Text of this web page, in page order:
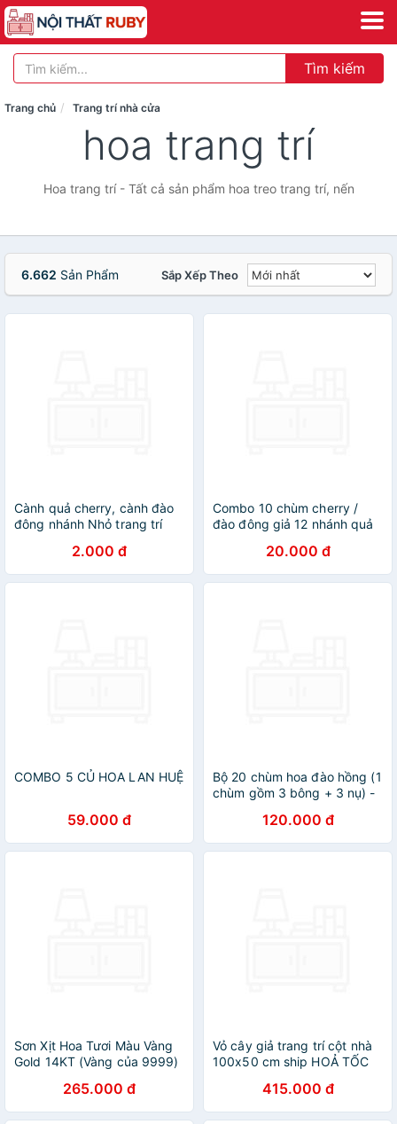
Tìm kiếm
Trang chủ Trang trí nhà cửa
hoa trang trí
Hoa trang trí - Tất cả sản phẩm hoa treo trang trí, nến
6.662 Sản Phẩm Sắp Xếp Theo
Cành quả cherry, cành đào
đông nhánh Nhỏ trang trí
2.000 đ
Combo 10 chùm cherry /
đào đông giả 12 nhánh quả
20.000 đ
COMBO 5 CỦ HOA LAN HUỆ
59.000 đ
Bộ 20 chùm hoa đào hồng (1
chùm gồm 3 bông + 3 nụ) -
120.000 đ
Sơn Xịt Hoa Tươi Màu Vàng
Gold 14KT (Vàng của 9999)
nhuộm phung sớnaÁnh Vàng
sang trọng và vòi phun siêu
265.000 đ
Vỏ cây giả trang trí cột nhà
100x50 cm ship HOẢ TỐC
ống nước415.000 đ